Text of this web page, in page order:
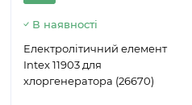
В наявності
Електролітичний елемент
Intex 11903 для
хлоргенератора (26670)